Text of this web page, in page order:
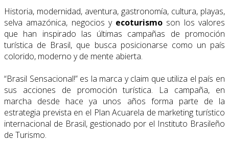
Historia, modernidad, aventura, gastronomía, cultura, playas,
selva amazónica, negocios y ecoturismo son los valores
que han inspirado las últimas campañas de promoción
turística de Brasil, que busca posicionarse como un país
colorido, moderno y de mente abierta.
“Brasil Sensacional!” es la marca y claim que utiliza el país en
sus acciones de promoción turística. La campaña, en
marcha desde hace ya unos años forma parte de la
estrategia prevista en el Plan Acuarela de marketing turístico
internacional de Brasil, gestionado por el Instituto Brasileño
de Turismo.